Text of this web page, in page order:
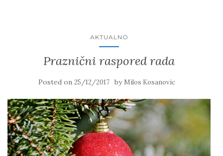
AKTUALNO
Praznični raspored rada
Posted on 25/12/2017 by Milos Kosanovic